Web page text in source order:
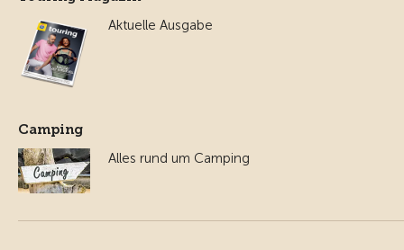
Aktuelle Ausgabe
Camping
Alles rund um Camping